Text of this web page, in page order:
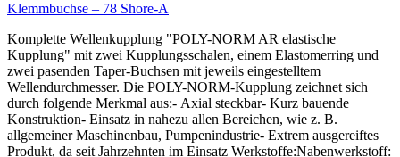
Klemmbuchse – 78 Shore-A
Komplette Wellenkupplung "POLY-NORM AR elastische
Kupplung" mit zwei Kupplungsschalen, einem Elastomerring und
zwei pasenden Taper-Buchsen mit jeweils eingestelltem
Wellendurchmesser. Die POLY-NORM-Kupplung zeichnet sich
durch folgende Merkmal aus:- Axial steckbar- Kurz bauende
Konstruktion- Einsatz in nahezu allen Bereichen, wie z. B.
allgemeiner Maschinenbau, Pumpenindustrie- Extrem ausgereiftes
Produkt, da seit Jahrzehnten im Einsatz Werkstoffe:Nabenwerkstoff: